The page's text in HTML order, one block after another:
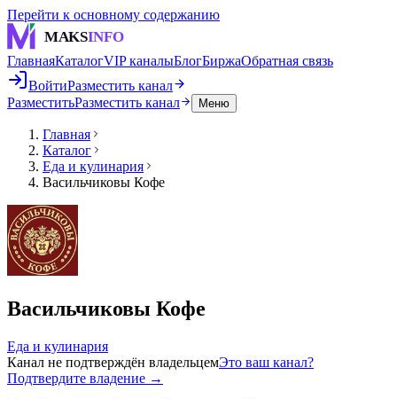
Перейти к основному содержанию
MAKSINFO
ГлавнаяКаталогVIP каналыБлогБиржаОбратная связь
ВойтиРазместить канал
РазместитьРазместить канал Меню
Главная
Каталог
Еда и кулинария
Васильчиковы Кофе
Васильчиковы Кофе
Еда и кулинария
Канал не подтверждён владельцемЭто ваш канал?
Подтвердите владение →